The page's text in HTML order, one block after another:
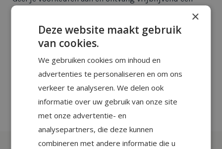
×
Deze website maakt gebruik
van cookies.
We gebruiken cookies om inhoud en
advertenties te personaliseren en om ons
verkeer te analyseren. We delen ook
informatie over uw gebruik van onze site
met onze advertentie- en
analysepartners, die deze kunnen
combineren met andere informatie die u